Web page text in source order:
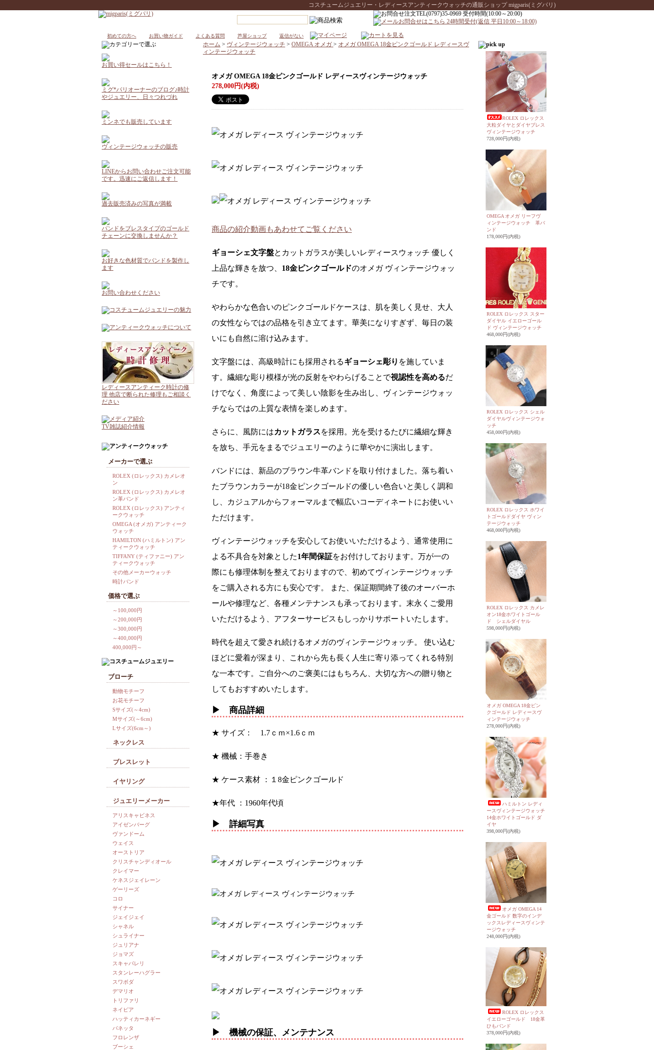
コスチュームジュエリー・レディースアンティークウォッチの通販ショップ migparis(ミグパリ)
初めての方へ お買い物ガイド よくある質問 芦屋ショップ 返信がない
ホーム > ヴィンテージウォッチ > OMEGA オメガ > オメガ OMEGA 18金ピンクゴールド レディースヴ
ィンテージウォッチ
オメガ OMEGA 18金ピンクゴールド レディースヴィンテージウォッチ
278,000円(内税)
商品の紹介動画もあわせてご覧ください
ギョーシェ文字盤とカットガラスが美しいレディースウォッチ 優しく
上品な輝きを放つ、 18金ピンクゴールドのオメガ ヴィンテージウォッ
チです。
やわらかな色合いのピンクゴールドケースは、肌を美しく見せ、大人
の女性ならではの品格を引き立てます。華美になりすぎず、毎日の装
いにも自然に溶け込みます。
文字盤には、高級時計にも採用されるギョーシェ彫り を施していま
す。繊細な彫り模様が光の反射をやわらげることで視認性を高めるだ
けでなく、角度によって美しい陰影を生み出し、ヴィンテージウォッ
チならではの上質な表情を楽しめます。
さらに、風防にはカットガラスを採用。光を受けるたびに繊細な輝き
を放ち、手元をまるでジュエリーのように華やかに演出します。
バンドには、新品のブラウン牛革バンドを取り付けました。落ち着い
たブラウンカラーが18金ピンクゴールドの優しい色合いと美しく調和
し、カジュアルからフォーマルまで幅広いコーディネートにお使いい
ただけます。
ヴィンテージウォッチを安心してお使いいただけるよう、通常使用に
よる不具合を対象とした1年間保証をお付けしております。万が一の
際にも修理体制を整えておりますので、初めてヴィンテージウォッチ
をご購入される方にも安心です。 また、保証期間終了後のオーバーホ
ールや修理など、各種メンテナンスも承っております。末永くご愛用
いただけるよう、アフターサービスもしっかりサポートいたします。
時代を超えて愛され続けるオメガのヴィンテージウォッチ。 使い込む
ほどに愛着が深まり、これから先も長く人生に寄り添ってくれる特別
な一本です。ご自分へのご褒美にはもちろん、大切な方への贈り物と
してもおすすめいたします。
▶ 商品詳細
★ サイズ： 1.7ｃｍ×1.6ｃｍ
★ 機械：手巻き
★ ケース素材 ：１8金ピンクゴールド
★年代 ：1960年代頃
▶ 詳細写真
▶ 機械の保証、メンテナンス
お買い得セールはこちら！
ミグ*パリオーナーのブログ♪時計
やジュエリー、日々つれづれ
ミンネでも販売しています
ヴィンテージウォッチの販売
LINEからお問い合わせご注文可能
です。迅速にご返信します！
過去販売済みの写真が満載
バンドをブレスタイプのゴールド
チェーンに交換しませんか？
お好きな色材質でバンドを製作し
ます
お問い合わせください
レディースアンティーク時計の修
理 他店で断られた修理もご相談く
ださい
TV雑誌紹介情報
メーカーで選ぶ
ROLEX (ロレックス) カメレオ
ン
ROLEX (ロレックス) カメレオ
ン革バンド
ROLEX (ロレックス) アンティ
ークウォッチ
OMEGA (オメガ) アンティーク
ウォッチ
HAMILTON (ハミルトン) アン
ティークウォッチ
TIFFANY (ティファニー) アン
ティークウォッチ
その他メーカーウォッチ
時計バンド
価格で選ぶ
～100,000円
～200,000円
～300,000円
～400,000円
400,000円～
ブローチ
動物モチーフ
お花モチーフ
Sサイズ(～4cm)
Mサイズ(～6cm)
Lサイズ(6cm～)
ネックレス
ブレスレット
イヤリング
ジュエリーメーカー
アリスキャビネス
アイゼンバーグ
ヴァンドーム
ウェイス
オーストリア
クリスチャンディオール
クレイマー
ケネスジェイレーン
ゲーリーズ
コロ
サイナー
ジェイジェイ
シャネル
シュライナー
ジュリアナ
ジョマズ
スキャパレリ
スタンレーハグラー
スワボダ
デマリオ
トリファリ
ネイピア
ハッティカーネギー
パネッタ
フロレンザ
ブーシェ
ROLEX ロレックス
大粒ダイヤとダイヤブレス
ヴィンテージウォッチ
728,000円(内税)
OMEGA オメガ リーフヴ
ィンテージウォッチ 革バ
ンド
178,000円(内税)
ROLEX ロレックス スター
ダイヤル イエローゴール
ド ヴィンテージウォッチ
468,000円(内税)
ROLEX ロレックス シェル
ダイヤルヴィンテージウォ
ッチ
458,000円(内税)
ROLEX ロレックス ホワイ
トゴールドダイヤ ヴィン
テージウォッチ
468,000円(内税)
ROLEX ロレックス カメレ
オン18金ホワイトゴール
ド シェルダイヤル
598,000円(内税)
オメガ OMEGA 18金ピン
クゴールド レディースヴ
ィンテージウォッチ
278,000円(内税)
ハミルトン レディ
ースヴィンテージウォッチ
14金ホワイトゴールド ダ
イヤ
398,000円(内税)
オメガ OMEGA 14
金ゴールド 数字のインデ
ックスレディースヴィンテ
ージウォッチ
248,000円(内税)
ROLEX ロレックス
イエローゴールド 18金革
ひもバンド
378,000円(内税)